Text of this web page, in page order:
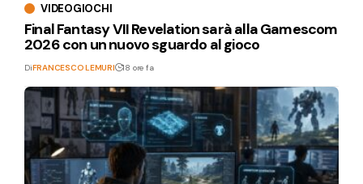
VIDEOGIOCHI
Final Fantasy VII Revelation sarà alla Gamescom
2026 con un nuovo sguardo al gioco
DiFRANCESCO LEMURI 18 ore fa